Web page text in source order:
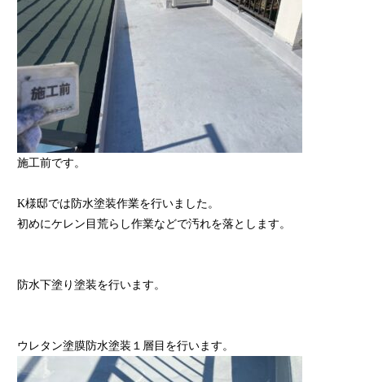
施工前です。
K様邸では防水塗装作業を行いました。
初めにケレン目荒らし作業などで汚れを落とします。
防水下塗り塗装を行います。
ウレタン塗膜防水塗装１層目を行います。